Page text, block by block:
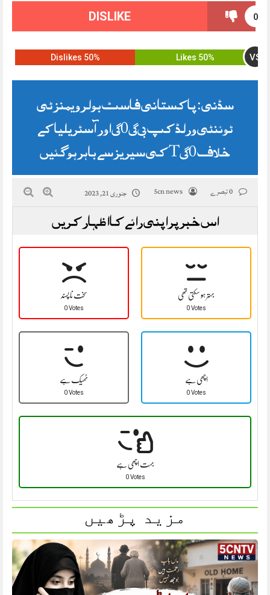
0
DISLIKE
50% Likes VS
50% Dislikes
سڈنی: پاکستانی فاسٹ بولر ویمنز ٹی
ٹوئنٹی ورلڈ کپ 2023 اور آسٹریلیا کے
خلاف T20 کی سیریز سے باہر ہو گئیں
5cn news جنوری 21, 2023
اس خبر پر اپنی رائے کا اظہار کریں
سخت نا پسند
0 Votes
بہتر ہو سکتی تھی
0 Votes
ٹھیک ہے
0 Votes
اچھی ہے
0 Votes
بہت اچھی ہے
0 Votes
مزید پڑھیں